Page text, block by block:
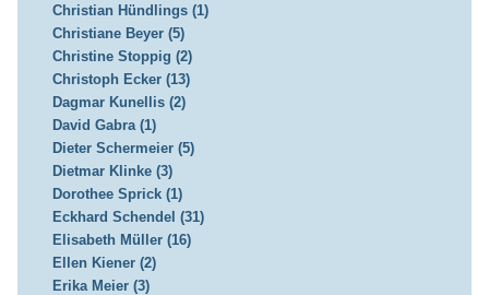
Christian Hündlings (1)
Christiane Beyer (5)
Christine Stoppig (2)
Christoph Ecker (13)
Dagmar Kunellis (2)
David Gabra (1)
Dieter Schermeier (5)
Dietmar Klinke (3)
Dorothee Sprick (1)
Eckhard Schendel (31)
Elisabeth Müller (16)
Ellen Kiener (2)
Erika Meier (3)